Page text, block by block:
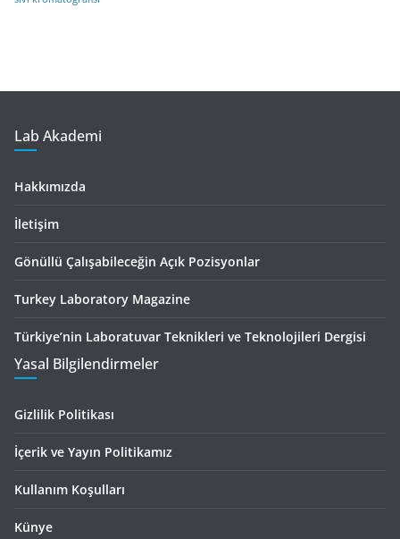
Lab Akademi
Hakkımızda
İletişim
Gönüllü Çalışabileceğin Açık Pozisyonlar
Turkey Laboratory Magazine
Türkiye’nin Laboratuvar Teknikleri ve Teknolojileri Dergisi
Yasal Bilgilendirmeler
Gizlilik Politikası
İçerik ve Yayın Politikamız
Kullanım Koşulları
Künye